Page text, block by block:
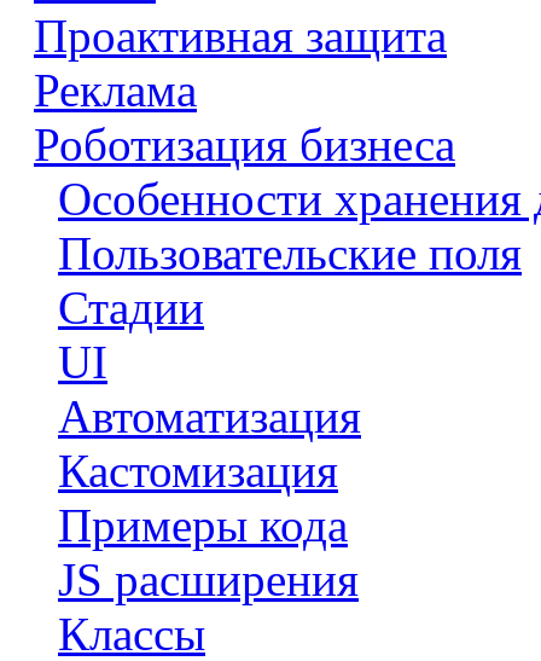
Проактивная защита
Реклама
Роботизация бизнеса
Особенности хранения
Пользовательские поля
Стадии
UI
Автоматизация
Кастомизация
Примеры кода
JS расширения
Классы